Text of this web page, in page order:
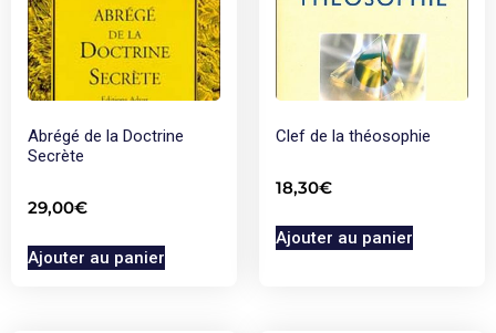
Abrégé de la Doctrine
Secrète
29,00€
Ajouter au panier
Clef de la théosophie
18,30€
Ajouter au panier